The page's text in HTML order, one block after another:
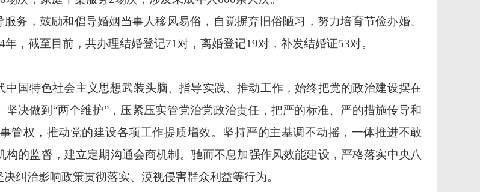
务，鼓励和倡导婚姻当事人移风易俗，自觉摒弃旧俗陋习，努力培育节俭办婚、
年，截至目前，共办理结婚登记71对，离婚登记19对，补发结婚证53对。
中国特色社会主义思想武装头脑、指导实践、推动工作，始终把党的政治建设摆在
坚决做到“两个维护”，压紧压实管党治党政治责任，把严的标准、严的措施传导和
管权，推动党的建设各项工作提质增效。坚持严的主基调不动摇，一体推进不敢
的监督，建立定期沟通会商机制。驰而不息加强作风效能建设， 严格落实中央八
纠治影响政策贯彻落实、 漠视侵害群众利益等行为。